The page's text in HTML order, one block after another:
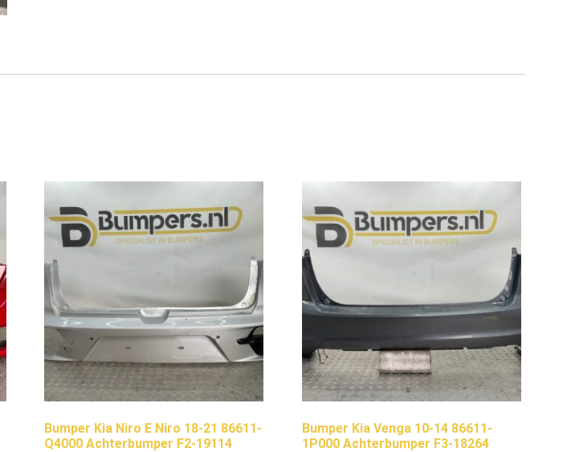
Bumper Kia Niro E Niro 18-21 86611-
Q4000 Achterbumper F2-19114
Bumper Kia Venga 10-14 86611-
1P000 Achterbumper F3-18264